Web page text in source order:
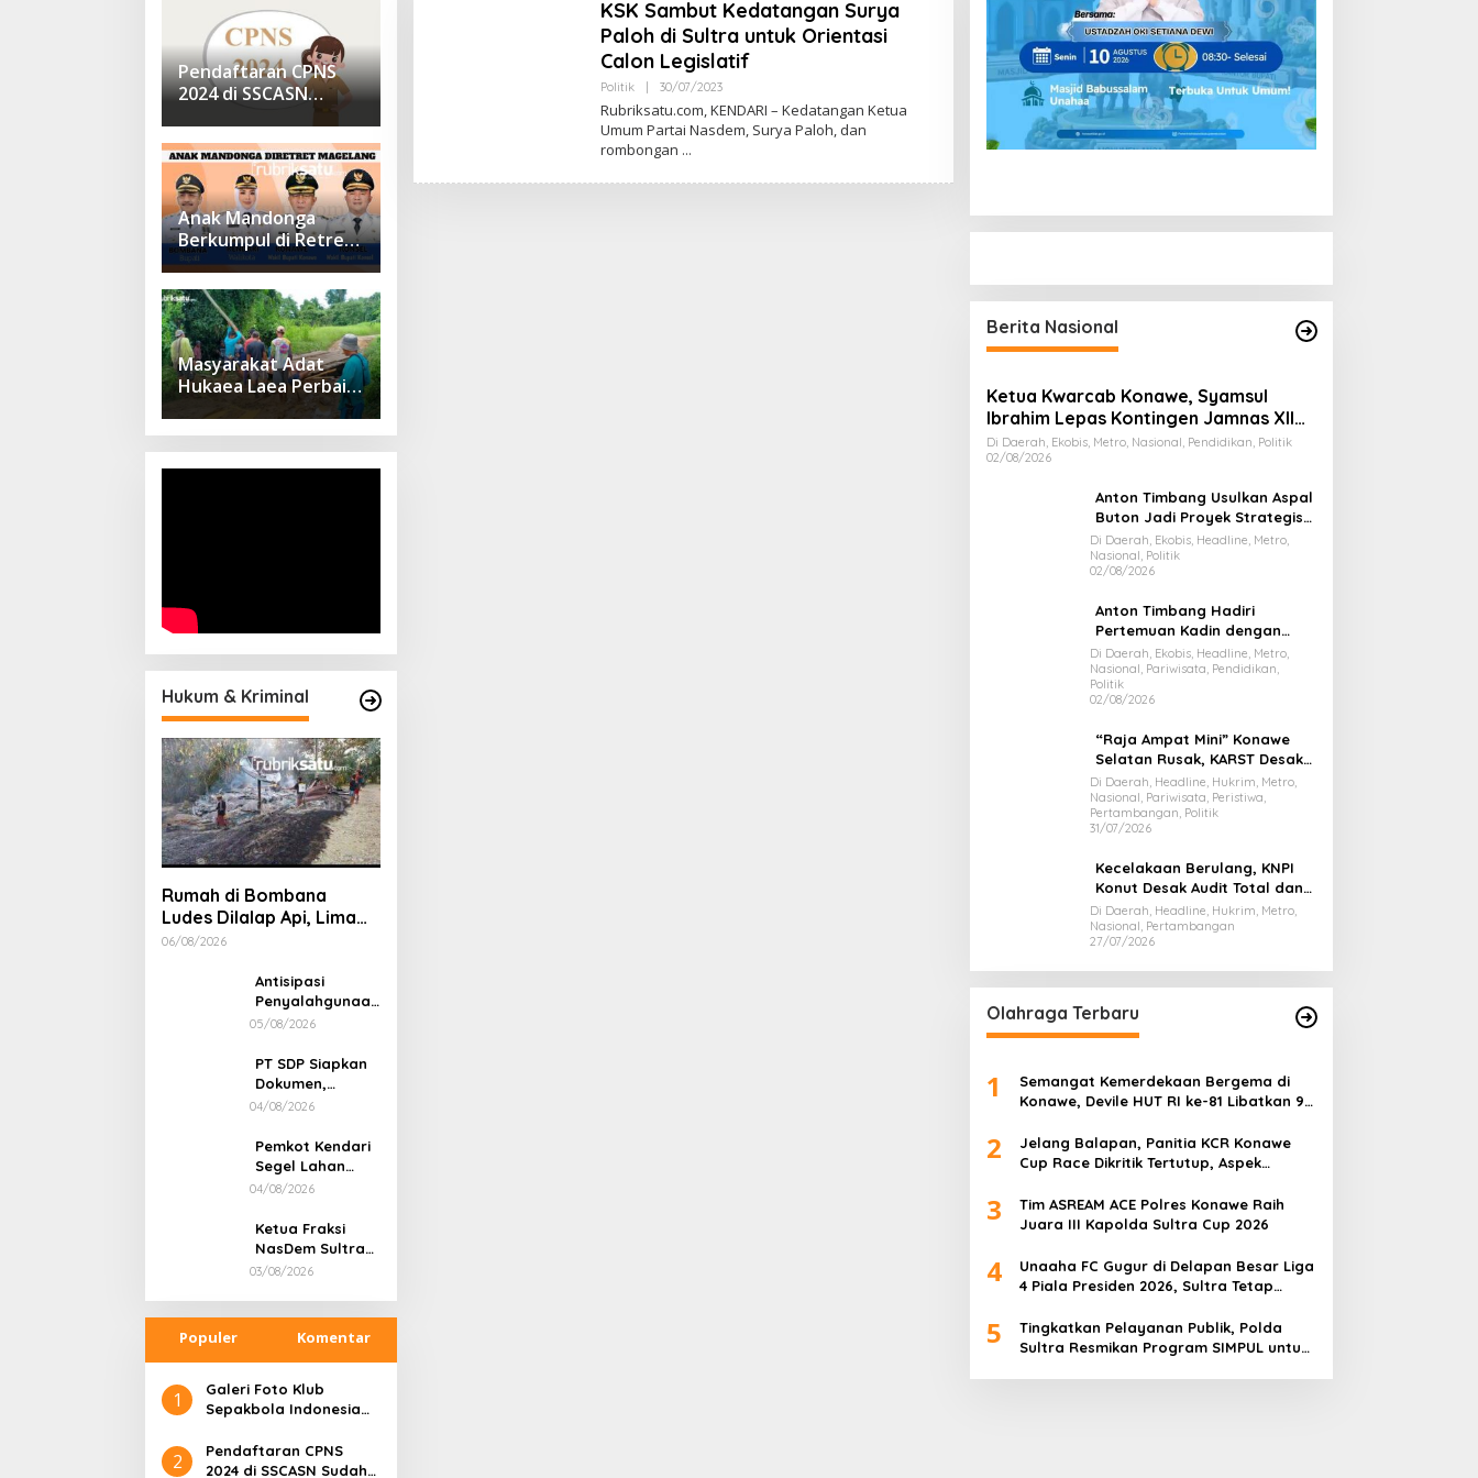
Pendaftaran CPNS
2024 di SSCASN
Sebelum Daftar
Anak Mandonga
Berkumpul di Retret
Magelang: Sinergi
Kepemimpinan untuk
Pembangunan
Sulawesi Tenggara
Masyarakat Adat
Hukaea Laea Perbaiki
Dua Jembatan Pasca
Banjir
Hukum & Kriminal
Rumah di Bombana
Ludes Dilalap Api, Lima
Orang Satu Keluarga
06/08/2026
Antisipasi
Penyalahgunaan
BBM Subsidi,
Unaaha Cek
Langsung
Pengisian di
05/08/2026
PT SDP Siapkan
Dokumen,
Pendemo Tak
Tantangan Adu
Data
04/08/2026
Pemkot Kendari
Segel Lahan
Sengketa di
Sultra Didesak
Bergerak Cepat
04/08/2026
Ketua Fraksi
NasDem Sultra
Tersangka
“Saya Siap-Siap
Saja di Penjara”
03/08/2026
Populer Komentar
1
Galeri Foto Klub
Sepakbola Indonesia
2
Pendaftaran CPNS
2024 di SSCASN Sudah
KSK Sambut Kedatangan Surya
Paloh di Sultra untuk Orientasi
Calon Legislatif
Politik | 30/07/2023O
E
H
Rubriksatu.com, KENDARI – Kedatangan Ketua
Umum Partai Nasdem, Surya Paloh, dan
rombongan
Berita Nasional
Ketua Kwarcab Konawe, Syamsul
Ibrahim Lepas Kontingen Jamnas XII
2026
Di Daerah, Ekobis, Metro, Nasional, Pendidikan, Politik
02/08/2026
Anton Timbang Usulkan Aspal
Buton Jadi Proyek Strategis
Nasional
Di Daerah, Ekobis, Headline, Metro,
Nasional, Politik
02/08/2026
Anton Timbang Hadiri
Pertemuan Kadin dengan
Presiden Prabowo, Bawa Misi
Majukan Ekonomi Sultra
Di Daerah, Ekobis, Headline, Metro,
Nasional, Pariwisata, Pendidikan,
Politik
02/08/2026
“Raja Ampat Mini” Konawe
Selatan Rusak, KARST Desak
Gubernur Evaluasi Total
Dispar Sultra
Di Daerah, Headline, Hukrim, Metro,
Nasional, Pariwisata, Peristiwa,
Pertambangan, Politik
31/07/2026
Kecelakaan Berulang, KNPI
Konut Desak Audit Total dan
Hentikan Hauling PT SPL
Di Daerah, Headline, Hukrim, Metro,
Nasional, Pertambangan
27/07/2026
Olahraga Terbaru
1
Semangat Kemerdekaan Bergema di
Konawe, Devile HUT RI ke-81 Libatkan 98
2
Jelang Balapan, Panitia KCR Konawe
Cup Race Dikritik Tertutup, Aspek
3
Tim ASREAM ACE Polres Konawe Raih
Juara III Kapolda Sultra Cup 2026
4
Unaaha FC Gugur di Delapan Besar Liga
4 Piala Presiden 2026, Sultra Tetap
5
Tingkatkan Pelayanan Publik, Polda
Sultra Resmikan Program SIMPUL untuk